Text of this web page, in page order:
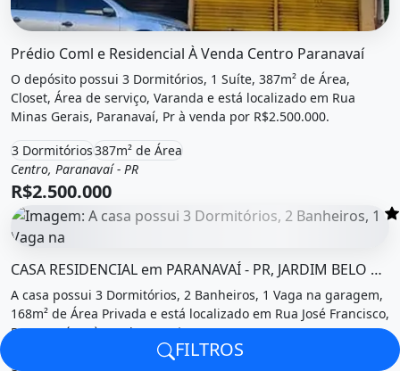
FILTROS
O imóvel &quot;Prédio coml e residencial à venda
Prédio Coml e Residencial À Venda Centro Paranavaí
O depósito possui 3 Dormitórios, 1 Suíte, 387m² de Área,
Closet, Área de serviço, Varanda e está localizado em Rua
Minas Gerais, Paranavaí, Pr à venda por R$2.500.000.
3 Dormitórios387m² de Área
Venda
Galpão / Depósito
Centro, Paranavaí - PR
R$2.500.000
O imóvel &quot;Casa residencial em paranavaí - pr,
CASA RESIDENCIAL em PARANAVAÍ - PR, JARDIM BELO HORIZONTE
A casa possui 3 Dormitórios, 2 Banheiros, 1 Vaga na garagem,
168m² de Área Privada e está localizado em Rua José Francisco,
Paranavaí, Pr à venda por R$418.000.
3 Dormitórios
1 Vaga na garagem